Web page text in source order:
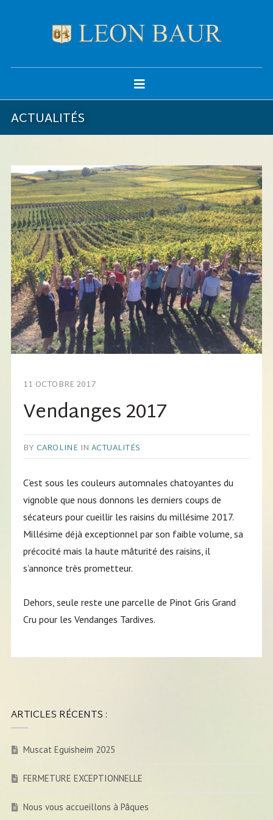
ACTUALITÉS
11 OCTOBRE 2017
Vendanges 2017
BY CAROLINE IN ACTUALITÉS
C’est sous les couleurs automnales chatoyantes du
vignoble que nous donnons les derniers coups de
sécateurs pour cueillir les raisins du millésime 2017.
Millésime déjà exceptionnel par son faible volume, sa
précocité mais la haute mâturité des raisins, il
s’annonce très prometteur.
Dehors, seule reste une parcelle de Pinot Gris Grand
Cru pour les Vendanges Tardives.
ARTICLES RÉCENTS :
Muscat Eguisheim 2025
FERMETURE EXCEPTIONNELLE
Nous vous accueillons à Pâques